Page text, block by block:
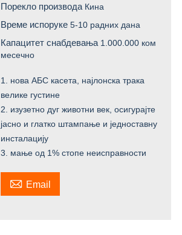
Порекло производа Кина
Време испоруке5-10 радних дана
Капацитет снабдевања 1.000.000 ком
месечно
1. нова АБС касета, најлонска трака
велике густине
2. изузетно дуг животни век, осигурајте
јасно и глатко штампање и једноставну
инсталацију
3. мање од 1% стопе неисправности
 Email